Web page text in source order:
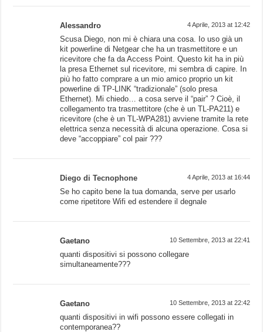
Alessandro 4 Aprile, 2013 at 12:42
Scusa Diego, non mi è chiara una cosa. Io uso già un
kit powerline di Netgear che ha un trasmettitore e un
ricevitore che fa da Access Point. Questo kit ha in più
la presa Ethernet sul ricevitore, mi sembra di capire. In
più ho fatto comprare a un mio amico proprio un kit
powerline di TP-LINK “tradizionale” (solo presa
Ethernet). Mi chiedo… a cosa serve il “pair” ? Cioè, il
collegamento tra trasmettitore (che è un TL-PA211) e
ricevitore (che è un TL-WPA281) avviene tramite la rete
elettrica senza necessità di alcuna operazione. Cosa si
deve “accoppiare” col pair ???
Diego di Tecnophone 4 Aprile, 2013 at 16:44
Se ho capito bene la tua domanda, serve per usarlo
come ripetitore Wifi ed estendere il degnale
Gaetano 10 Settembre, 2013 at 22:41
quanti dispositivi si possono collegare
simultaneamente???
Gaetano 10 Settembre, 2013 at 22:42
quanti dispositivi in wifi possono essere collegati in
contemporanea??